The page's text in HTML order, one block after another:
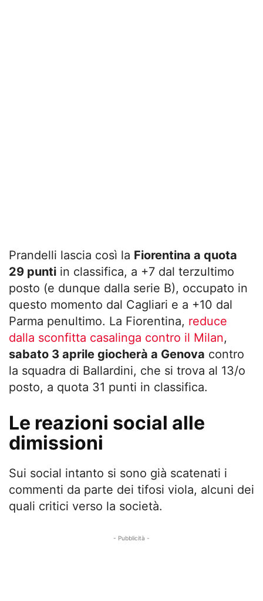
Prandelli lascia così la Fiorentina a quota
29 punti in classifica, a +7 dal terzultimo
posto (e dunque dalla serie B), occupato in
questo momento dal Cagliari e a +10 dal
Parma penultimo. La Fiorentina, reduce
dalla sconfitta casalinga contro il Milan,
sabato 3 aprile giocherà a Genova contro
la squadra di Ballardini, che si trova al 13/o
posto, a quota 31 punti in classifica.
Le reazioni social alle
dimissioni
Sui social intanto si sono già scatenati i
commenti da parte dei tifosi viola, alcuni dei
quali critici verso la società.
- Pubblicità -